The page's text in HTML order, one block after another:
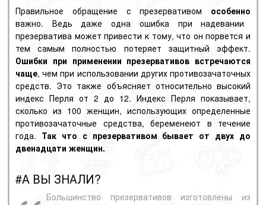
Правильное обращение с презервативом особенно
важно. Ведь даже одна ошибка при надевании
презерватива может привести к тому, что он порвется и
тем самым полностью потеряет защитный эффект.
Ошибки при применении презервативов встречаются
чаще, чем при использовании других противозачаточных
средств. Это также объясняет относительно высокий
индекс Перля от 2 до 12. Индекс Перля показывает,
сколько из 100 женщин, использующих определенные
противозачаточные средства, беременеют в течение
года. Так что с презервативом бывает от двух до
двенадцати женщин.
#А ВЫ ЗНАЛИ?
Большинство презервативов изготовлены из